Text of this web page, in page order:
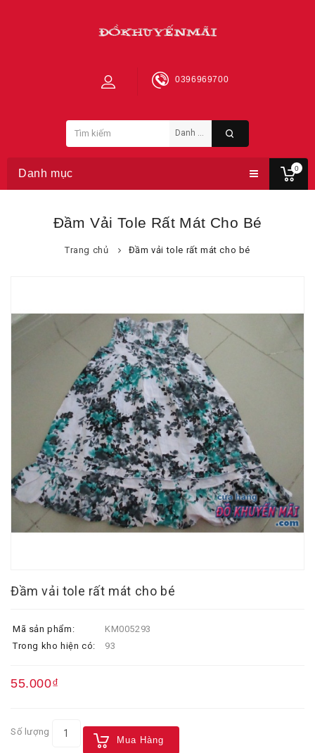
0
0396969700
Danh mục
Đầm Vải Tole Rất Mát Cho Bé
Trang chủ Đầm vải tole rất mát cho bé
Đầm vải tole rất mát cho bé
Mã sản phẩm:
KM005293
Trong kho hiện có:
93
55.000₫
Số lượng
Mua Hàng